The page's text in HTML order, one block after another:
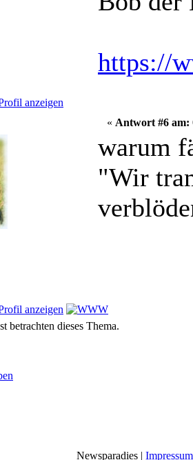
https://
« Antwort #6 am:
warum
"Wir
betrachten dieses Thema.
Newsparadies | Impressum